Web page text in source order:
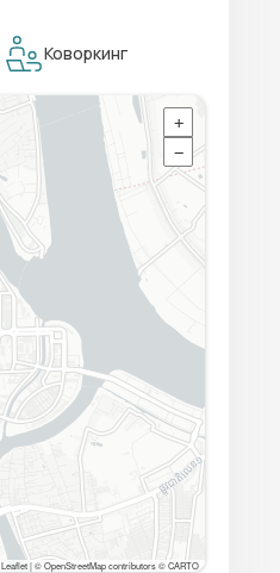
Коворкинг
+
−
Leaflet|© OpenStreetMap contributors © CARTO